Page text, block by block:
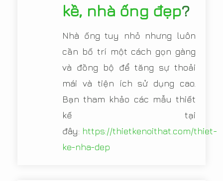
kề, nhà ống đẹp?
Nhà ống tuy nhỏ nhưng luôn
cần bố trí một cách gọn gàng
và đồng bộ để tăng sự thoải
mái và tiện ích sử dụng cao.
Bạn tham khảo các mẫu thiết
kế tại
đây: https://thietkenoithat.com/thiet-
ke-nha-dep